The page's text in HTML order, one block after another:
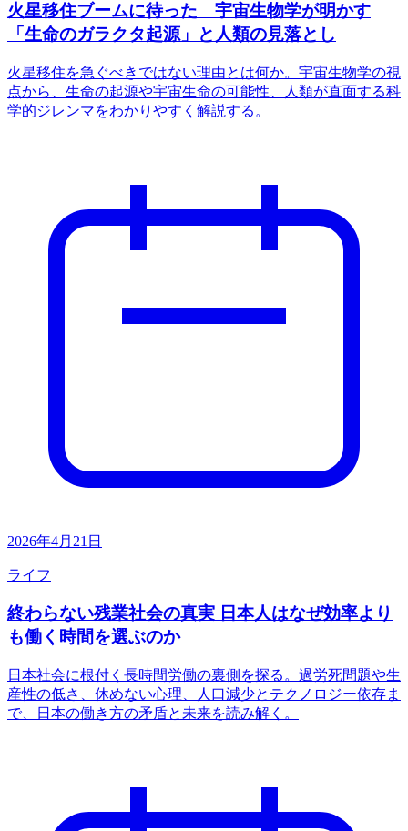
火星移住ブームに待った 宇宙生物学が明かす
「生命のガラクタ起源」と人類の見落とし
火星移住を急ぐべきではない理由とは何か。宇宙生物学の視
点から、生命の起源や宇宙生命の可能性、人類が直面する科
学的ジレンマをわかりやすく解説する。
2026年4月21日
ライフ
終わらない残業社会の真実 日本人はなぜ効率より
も働く時間を選ぶのか
日本社会に根付く長時間労働の裏側を探る。過労死問題や生
産性の低さ、休めない心理、人口減少とテクノロジー依存ま
で、日本の働き方の矛盾と未来を読み解く。